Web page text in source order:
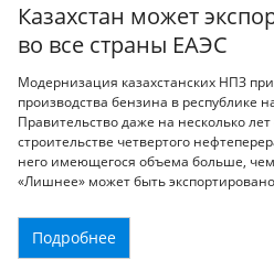
Казахстан может
во все страны ЕАЭС
Модернизация казахстанских НПЗ
производства бензина в республике
Правительство даже на несколько
строительстве четвертого
него имеющегося объема больше,
«Лишнее» может быть
Подробнее